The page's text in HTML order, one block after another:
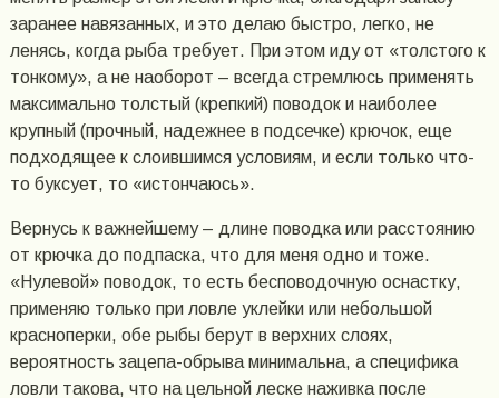
заранее навязанных, и это делаю быстро, легко, не
ленясь, когда рыба требует. При этом иду от «толстого к
тонкому», а не наоборот – всегда стремлюсь применять
максимально толстый (крепкий) поводок и наиболее
крупный (прочный, надежнее в подсечке) крючок, еще
подходящее к слоившимся условиям, и если только что-
то буксует, то «истончаюсь».
Вернусь к важнейшему – длине поводка или расстоянию
от крючка до подпаска, что для меня одно и тоже.
«Нулевой» поводок, то есть бесповодочную оснастку,
применяю только при ловле уклейки или небольшой
красноперки, обе рыбы берут в верхних слоях,
вероятность зацепа-обрыва минимальна, а специфика
ловли такова, что на цельной леске наживка после